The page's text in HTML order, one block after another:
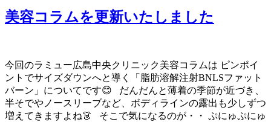
美容コラムを更新いたしました
今回のラミュー広島中央クリニック美容コラムは ピンポイ
ントでサイズダウンへと導く「脂肪溶解注射BNLSファット
バーン」についてです😊 だんだんと薄着の季節が近づき、
半そでやノースリーブなど、ボディラインの露出も少しずつ
増えてきますよね👗 そこで気になるのが・・ ぷにゅぷにゅ